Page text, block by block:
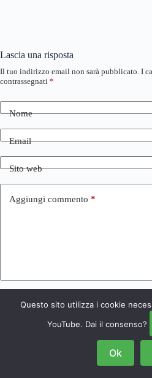
Lascia una risposta
Il tuo indirizzo email non sarà pubblicato. I
contrassegnati *
Nome
Email
Sito web
Aggiungi commento *
Invia commento
Questo sito utilizza i cookie
YouTube. Dai il consenso?
Ok